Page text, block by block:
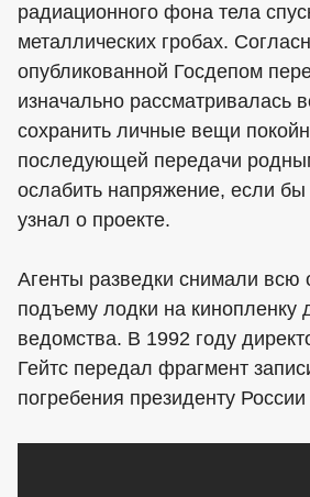
радиационного фона тела
металлических гробах.
опубликованной Госдепом
изначально рассматривалась
сохранить личные вещи
последующей передачи
ослабить напряжение, если
узнал о проекте.
Агенты разведки снимали всю
подъему лодки на кинопленку
ведомства. В 1992 году
Гейтс передал фрагмент
погребения президенту